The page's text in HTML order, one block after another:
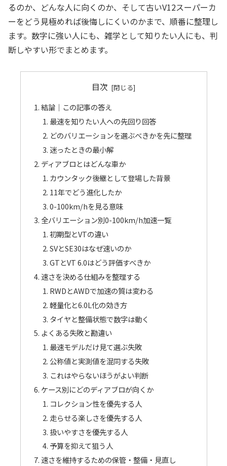
るのか、どんな人に向くのか、そして古いV12スーパーカ
ーをどう見極めれば後悔しにくいのかまで、順番に整理し
ます。数字に強い人にも、雑学として知りたい人にも、判
断しやすい形でまとめます。
目次
結論｜この記事の答え
最速を知りたい人への先回り回答
どのバリエーションを選ぶべきかを先に整理
迷ったときの最小解
ディアブロとはどんな車か
カウンタック後継として登場した背景
11年でどう進化したか
0-100km/hを見る意味
全バリエーション別0-100km/h加速一覧
初期型とVTの違い
SVとSE30はなぜ速いのか
GTとVT 6.0はどう評価すべきか
速さを決める仕組みを整理する
RWDとAWDで加速の質は変わる
軽量化と6.0L化の効き方
タイヤと整備状態で数字は動く
よくある失敗と勘違い
最速モデルだけ見て選ぶ失敗
公称値と実測値を混同する失敗
これはやらないほうがよい判断
ケース別にどのディアブロが向くか
コレクション性を優先する人
走らせる楽しさを優先する人
扱いやすさを優先する人
予算を抑えて狙う人
速さを維持するための保管・整備・見直し